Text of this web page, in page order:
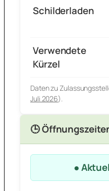
Schilderladen
Verwendete
Kürzel
Daten zu
Juli 2026).
🕒
●